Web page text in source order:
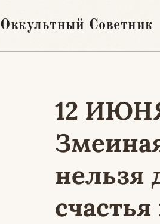
Оккультный Советник
12
нельзя